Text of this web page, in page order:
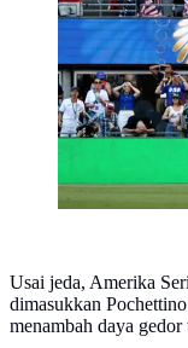
Amerika Serikat
Usai jeda, Amerika
dimasukkan
menambah daya gedor